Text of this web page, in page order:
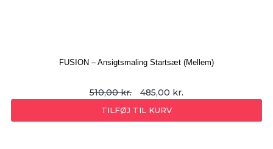
FUSION – Ansigtsmaling Startsæt (Mellem)
510,00kr. 485,00 kr.
TILFØJ TIL KURV